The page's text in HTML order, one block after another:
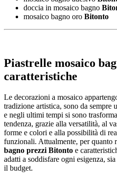
doccia in mosaico bagno
mosaico bagno oro Bitonto
Piastrelle mosaico
caratteristiche
Le decorazioni a mosaico
tradizione artistica, sono da sempre
e negli ultimi tempi si sono
tendenza, grazie alla versatilità, al
forme e colori e alla possibilità di
funzionali. Attualmente, per quanto
bagno prezzi Bitonto e
adatti a soddisfare ogni esigenza,
il budget.